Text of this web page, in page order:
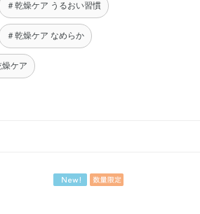
＃乾燥ケア うるおい習慣
＃乾燥ケア なめらか
燥ケア